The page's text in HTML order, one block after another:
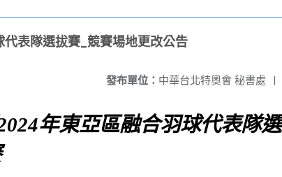
表隊選拔賽_競賽場地更改公告
發布單位： 中華台北特奧會 秘書處 |
年東亞區融合羽球代表隊選